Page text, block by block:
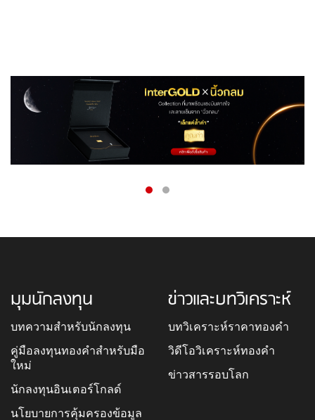
มุมนักลงทุน
บทความสำหรับนักลงทุน
คู่มือลงทุนทองคำสำหรับมือ
ใหม่
นักลงทุนอินเตอร์โกลด์
นโยบายการคุ้มครองข้อมูล
ข่าวและบทวิเคราะห์
บทวิเคราะห์ราคาทองคำ
วิดีโอวิเคราะห์ทองคำ
ข่าวสารรอบโลก